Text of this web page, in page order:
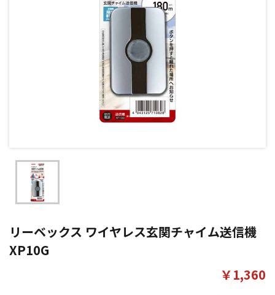
リーベックス ワイヤレス玄関チャイム送信機
XP10G
￥1,360